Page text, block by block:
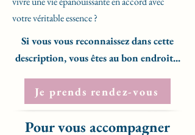
votre véritable essence ?
Si vous vous reconnaissez dans cette
description, vous êtes au bon endroit...
Je prends rendez-vous
Pour vous accompagner